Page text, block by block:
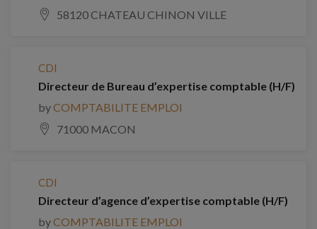
58120 CHATEAU CHINON VILLE
CDI
Directeur de Bureau d’expertise comptable (H/F)
byCOMPTABILITE EMPLOI
71000 MACON
CDI
Directeur d’agence d’expertise comptable (H/F)
byCOMPTABILITE EMPLOI